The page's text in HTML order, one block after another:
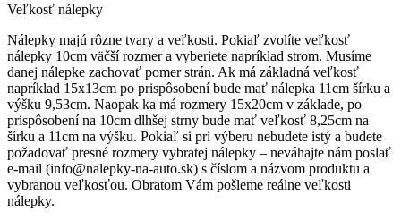
Veľkosť nálepky
Nálepky majú rôzne tvary a veľkosti. Pokiaľ zvolíte veľkosť
nálepky 10cm väčší rozmer a vyberiete napríklad strom. Musíme
danej nálepke zachovať pomer strán. Ak má základná veľkosť
napríklad 15x13cm po prispôsobení bude mať nálepka 11cm šírku a
výšku 9,53cm. Naopak ka má rozmery 15x20cm v základe, po
prispôsobení na 10cm dlhšej strny bude mať veľkosť 8,25cm na
šírku a 11cm na výšku. Pokiaľ si pri výberu nebudete istý a budete
požadovať presné rozmery vybratej nálepky – neváhajte nám poslať
e-mail (info@nalepky-na-auto.sk) s číslom a názvom produktu a
vybranou veľkosťou. Obratom Vám pošleme reálne veľkosti
nálepky.